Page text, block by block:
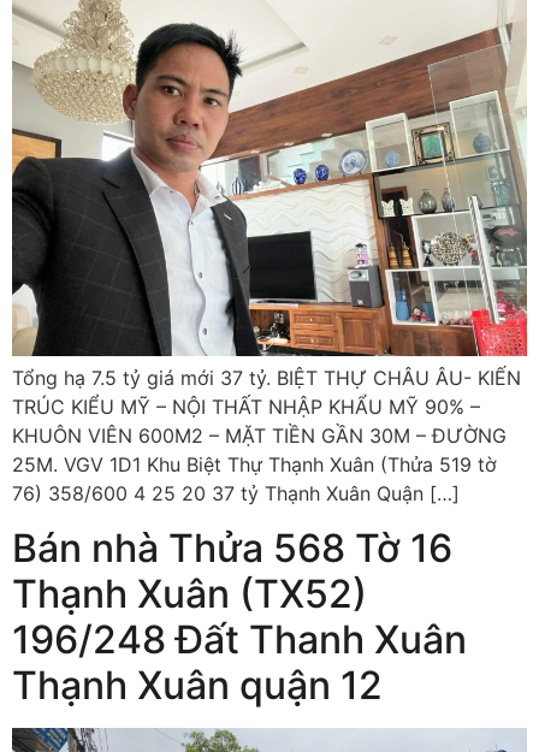
Tổng hạ 7.5 tỷ giá mới 37 tỷ. BIỆT THỰ CHÂU ÂU- KIẾN
TRÚC KIỂU MỸ – NỘI THẤT NHẬP KHẨU MỸ 90% –
KHUÔN VIÊN 600M2 – MẶT TIỀN GẦN 30M – ĐƯỜNG
25M. VGV 1D1 Khu Biệt Thự Thạnh Xuân (Thửa 519 tờ
76) 358/600 4 25 20 37 tỷ Thạnh Xuân Quận […]
Bán nhà Thửa 568 Tờ 16
Thạnh Xuân (TX52)
196/248 Đất Thanh Xuân
Thạnh Xuân quận 12